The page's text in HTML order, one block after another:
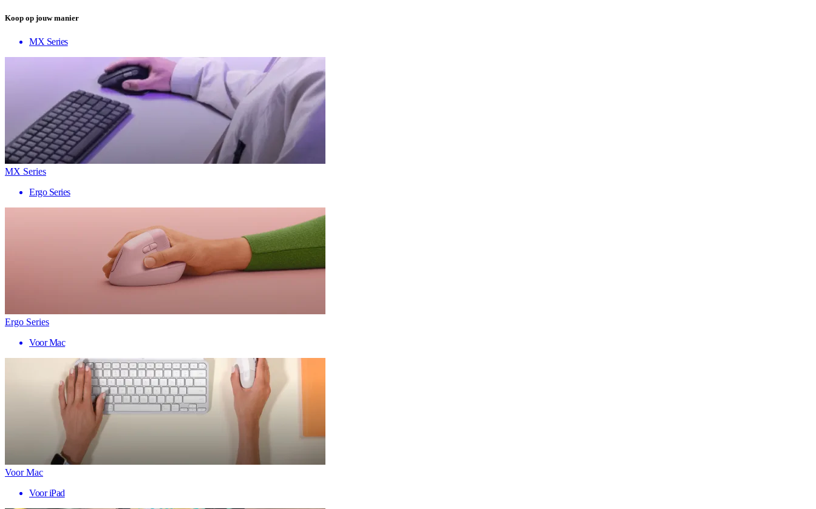
Koop op jouw manier
MX Series
MX Series
Ergo Series
Ergo Series
Voor Mac
Voor Mac
Voor iPad